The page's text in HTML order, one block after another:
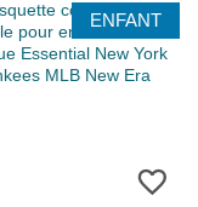
ENFANT